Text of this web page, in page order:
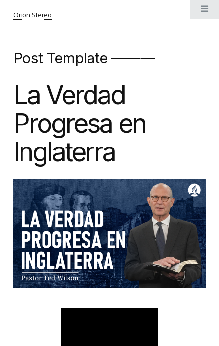
Orion Stereo
Post Template ———
La Verdad
Progresa en
Inglaterra